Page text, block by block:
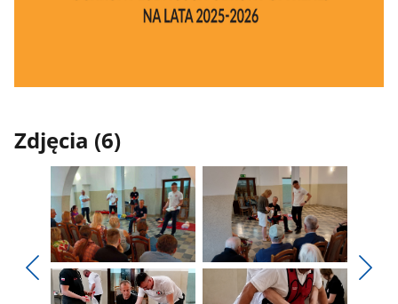
Zdjęcia (6)
Pokaż
Pokaż
zdjęcie
Pokaż
zdjęcie